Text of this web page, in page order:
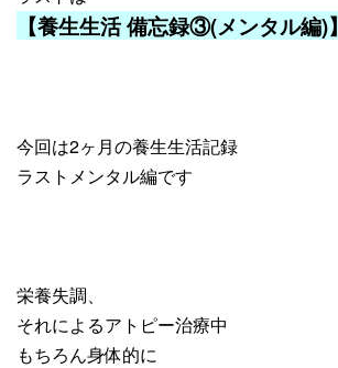
【養生生活 備忘録③(メンタル編)】
今回は2ヶ月の養生生活記録
ラストメンタル編です
栄養失調、
それによるアトピー治療中
もちろん身体的に